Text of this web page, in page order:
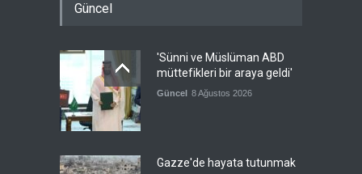
Güncel
'Sünni ve Müslüman ABD
müttefikleri bir araya geldi'
Güncel 8 Ağustos 2026
Gazze'de hayata tutunmak